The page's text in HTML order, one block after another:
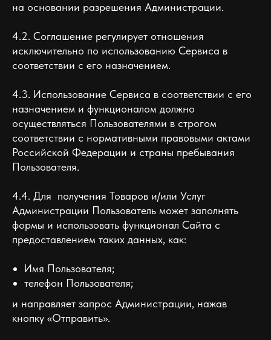
на основании разрешения Администрации.
4.2. Соглашение регулирует отношения
исключительно по использованию Сервиса в
соответствии с его назначением.
4.3. Использование Сервиса в соответствии с его
назначением и функционалом должно
осуществляться Пользователями в строгом
соответствии с нормативными правовыми актами
Российской Федерации и страны пребывания
Пользователя.
4.4. Для получения Товаров и/или Услуг
Администрации Пользователь может заполнять
формы и использовать функционал Сайта с
предоставлением таких данных, как:
Имя Пользователя;
телефон Пользователя;
и направляет запрос Администрации, нажав
кнопку «Отправить».